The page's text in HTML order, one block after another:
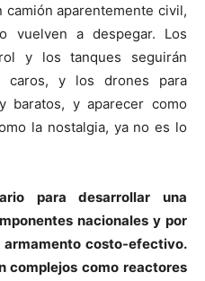
camión aparentemente civil,
vuelven a despegar. Los
y los tanques seguirán
caros, y los drones para
baratos, y aparecer como
la nostalgia, ya no es lo
para desarrollar una
nacionales y por
costo-efectivo.
complejos como reactores